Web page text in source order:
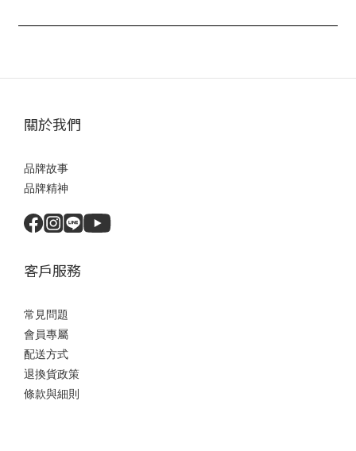
關於我們
品牌故事
品牌精神
客戶服務
常見問題
會員專屬
配送方式
退換貨政策
條款與細則